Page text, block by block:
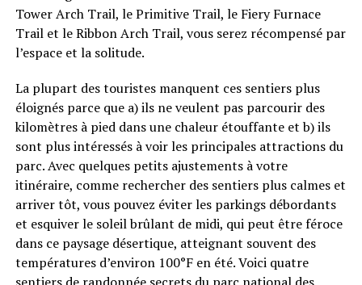
Tower Arch Trail, le Primitive Trail, le Fiery Furnace
Trail et le Ribbon Arch Trail, vous serez récompensé par
l’espace et la solitude.
La plupart des touristes manquent ces sentiers plus
éloignés parce que a) ils ne veulent pas parcourir des
kilomètres à pied dans une chaleur étouffante et b) ils
sont plus intéressés à voir les principales attractions du
parc. Avec quelques petits ajustements à votre
itinéraire, comme rechercher des sentiers plus calmes et
arriver tôt, vous pouvez éviter les parkings débordants
et esquiver le soleil brûlant de midi, qui peut être féroce
dans ce paysage désertique, atteignant souvent des
températures d’environ 100°F en été. Voici quatre